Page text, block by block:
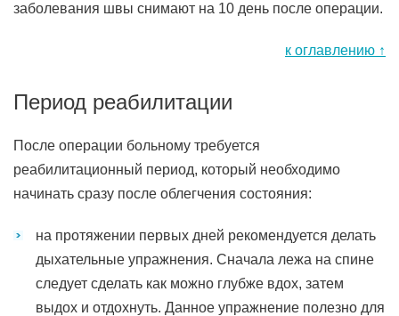
заболевания швы снимают на 10 день после операции.
к оглавлению ↑
Период реабилитации
После операции больному требуется
реабилитационный период, который необходимо
начинать сразу после облегчения состояния:
на протяжении первых дней рекомендуется делать
дыхательные упражнения. Сначала лежа на спине
следует сделать как можно глубже вдох, затем
выдох и отдохнуть. Данное упражнение полезно для